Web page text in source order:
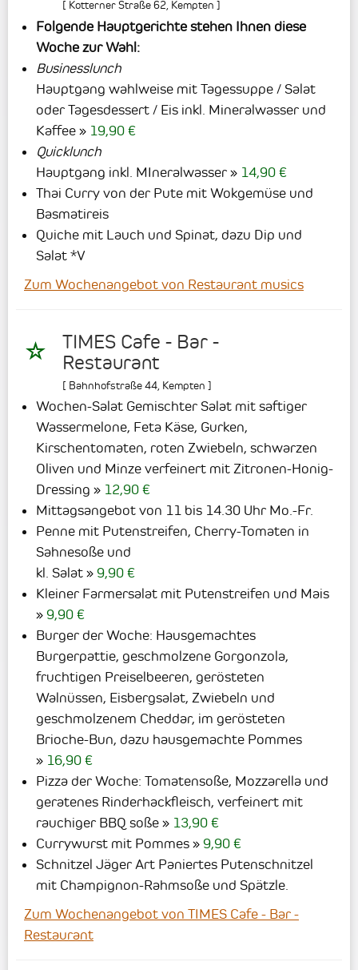
[ Kotterner Straße 62, Kempten ]
Folgende Hauptgerichte stehen Ihnen diese
Woche zur Wahl:
Businesslunch
Hauptgang wahlweise mit Tagessuppe / Salat
oder Tagesdessert / Eis inkl. Mineralwasser und
Kaffee
19,90 €
Quicklunch
Hauptgang inkl. MIneralwasser
14,90 €
Thai Curry von der Pute mit Wokgemüse und
Basmatireis
Quiche mit Lauch und Spinat, dazu Dip und
Salat *V
Zum Wochenangebot von Restaurant musics
TIMES Cafe - Bar -
Restaurant
[ Bahnhofstraße 44, Kempten ]
Wochen-Salat Gemischter Salat mit saftiger
Wassermelone, Feta Käse, Gurken,
Kirschentomaten, roten Zwiebeln, schwarzen
Oliven und Minze verfeinert mit Zitronen-Honig-
Dressing
12,90 €
Mittagsangebot von 11 bis 14.30 Uhr Mo.-Fr.
Penne mit Putenstreifen, Cherry-Tomaten in
Sahnesoße und
kl. Salat
9,90 €
Kleiner Farmersalat mit Putenstreifen und Mais
9,90 €
Burger der Woche: Hausgemachtes
Burgerpattie, geschmolzene Gorgonzola,
fruchtigen Preiselbeeren, gerösteten
Walnüssen, Eisbergsalat, Zwiebeln und
geschmolzenem Cheddar, im gerösteten
Brioche-Bun, dazu hausgemachte Pommes
16,90 €
Pizza der Woche: Tomatensoße, Mozzarella und
geratenes Rinderhackfleisch, verfeinert mit
rauchiger BBQ soße
13,90 €
Currywurst mit Pommes
9,90 €
Schnitzel Jäger Art Paniertes Putenschnitzel
mit Champignon-Rahmsoße und Spätzle.
Zum Wochenangebot von TIMES Cafe - Bar -
Restaurant